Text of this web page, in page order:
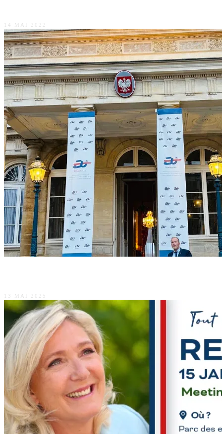
14 MAI 2022
13 MAI 2025